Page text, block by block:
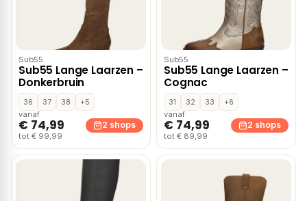
Sub55
Sub55 Lange Laarzen –
Donkerbruin
36 37 38
+5
vanaf
€ 74,99
tot € 99,99
2 shops
Sub55
Sub55 Lange Laarzen –
Cognac
31 32 33
+6
vanaf
€ 74,99
tot € 89,99
2 shops